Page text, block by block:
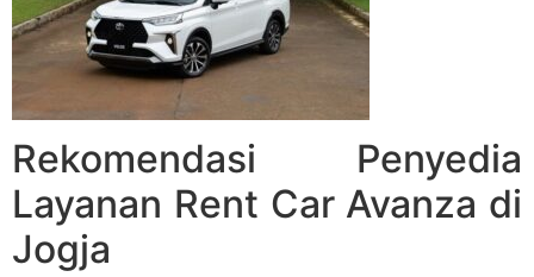
Rekomendasi Penyedia
Layanan Rent Car Avanza di
Jogja